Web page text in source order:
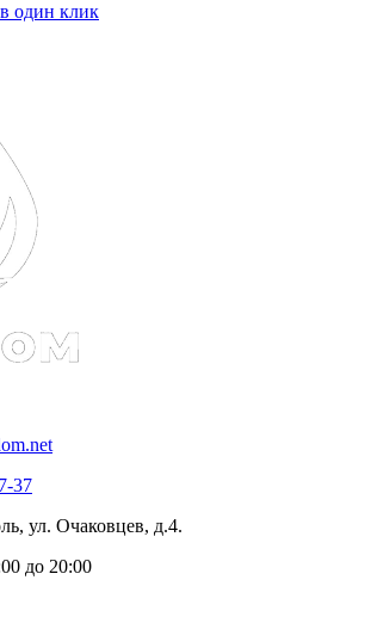
один клик
37
ул. Очаковцев, д.4.
до 20:00